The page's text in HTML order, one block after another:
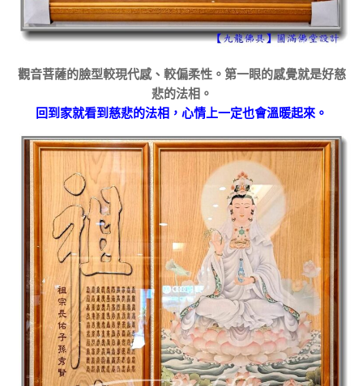
觀音菩薩的臉型較現代感、較偏柔性。第一眼的感覺就是好慈
悲的法相。
回到家就看到慈悲的法相，心情上一定也會溫暖起來。